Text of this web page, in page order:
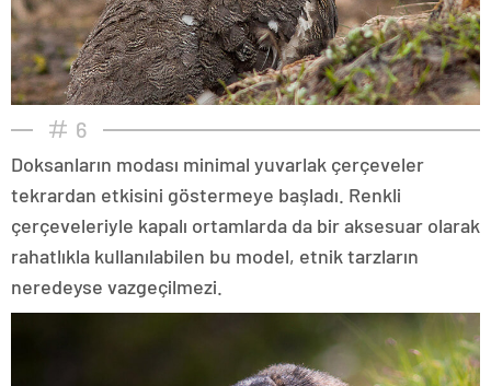
6
Doksanların modası minimal yuvarlak çerçeveler
tekrardan etkisini göstermeye başladı. Renkli
çerçeveleriyle kapalı ortamlarda da bir aksesuar olarak
rahatlıkla kullanılabilen bu model, etnik tarzların
neredeyse vazgeçilmezi.